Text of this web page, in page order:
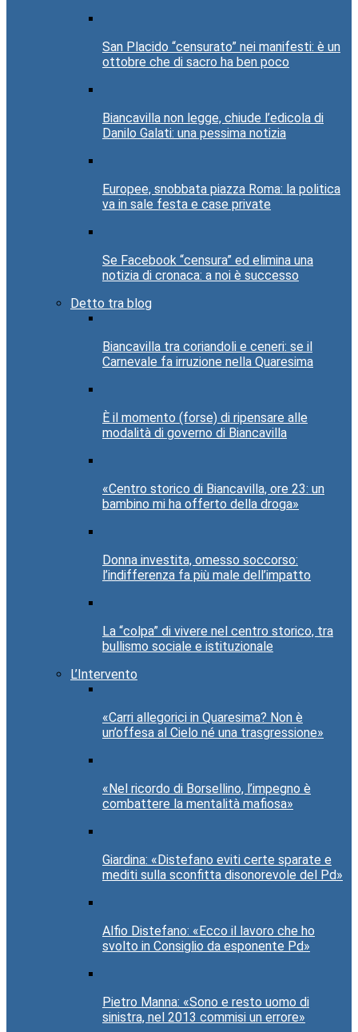
San Placido “censurato” nei manifesti: è un
ottobre che di sacro ha ben poco
Biancavilla non legge, chiude l’edicola di
Danilo Galati: una pessima notizia
Europee, snobbata piazza Roma: la politica
va in sale festa e case private
Se Facebook “censura” ed elimina una
notizia di cronaca: a noi è successo
Detto tra blog
Biancavilla tra coriandoli e ceneri: se il
Carnevale fa irruzione nella Quaresima
È il momento (forse) di ripensare alle
modalità di governo di Biancavilla
«Centro storico di Biancavilla, ore 23: un
bambino mi ha offerto della droga»
Donna investita, omesso soccorso:
l’indifferenza fa più male dell’impatto
La “colpa” di vivere nel centro storico, tra
bullismo sociale e istituzionale
L’Intervento
«Carri allegorici in Quaresima? Non è
un’offesa al Cielo né una trasgressione»
«Nel ricordo di Borsellino, l’impegno è
combattere la mentalità mafiosa»
Giardina: «Distefano eviti certe sparate e
mediti sulla sconfitta disonorevole del Pd»
Alfio Distefano: «Ecco il lavoro che ho
svolto in Consiglio da esponente Pd»
Pietro Manna: «Sono e resto uomo di
sinistra, nel 2013 commisi un errore»